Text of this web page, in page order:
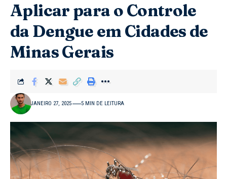
Aplicar para o Controle
da Dengue em Cidades de
Minas Gerais
JANEIRO 27, 2025 5 MIN DE LEITURA